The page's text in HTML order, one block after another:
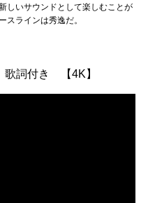
しいサウンドとして楽しむことが
スラインは秀逸だ。
歌詞付き 【4K】